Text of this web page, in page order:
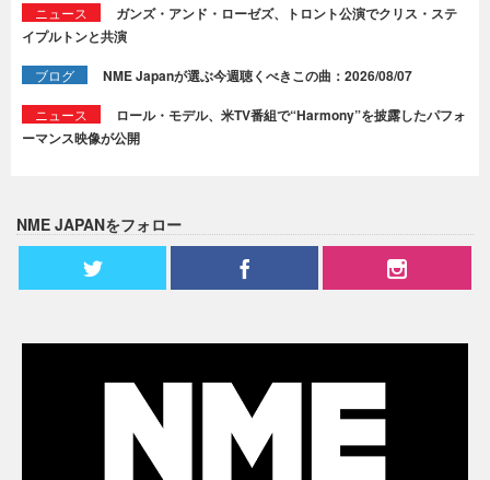
ニュース
ガンズ・アンド・ローゼズ、トロント公演でクリス・ステ
イプルトンと共演
ブログ NME Japanが選ぶ今週聴くべきこの曲：2026/08/07
ニュース
ロール・モデル、米TV番組で“Harmony”を披露したパフォ
ーマンス映像が公開
NME JAPANをフォロー